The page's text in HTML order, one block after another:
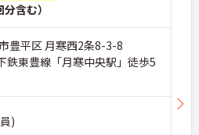
含む）
豊平区 月寒西2条8-3-8
鉄東豊線「月寒中央駅」徒歩5
)